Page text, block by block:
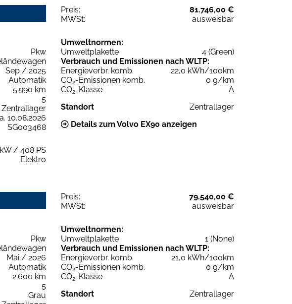
Preis:
81.746,00 €
MWSt:
ausweisbar
Pkw
Sep / 2025
Automatik
5.990 km
5
Zentrallager
10.08.2026
SG003468
/ 408 PS
Elektro
Umweltnormen:
Umweltplakette
4 (Green)
Verbrauch und Emissionen nach WLTP:
Energieverbr. komb.
22,0 kWh/100km
CO2-Emissionen komb.
0 g/km
CO2-Klasse
A
Standort
Zentrallager
Details zum Volvo EX90 anzeigen
Preis:
79.540,00 €
MWSt:
ausweisbar
Pkw
Mai / 2026
Automatik
2.600 km
5
Grau
Umweltnormen:
Umweltplakette
1 (None)
Verbrauch und Emissionen nach WLTP:
Energieverbr. komb.
21,0 kWh/100km
CO2-Emissionen komb.
0 g/km
CO2-Klasse
A
Standort
Zentrallager